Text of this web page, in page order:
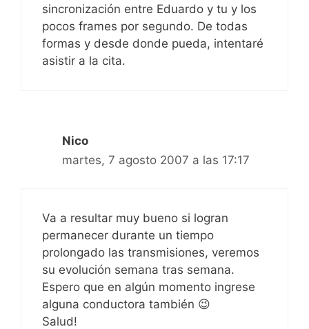
sincronización entre Eduardo y tu y los
pocos frames por segundo. De todas
formas y desde donde pueda, intentaré
asistir a la cita.
Nico
martes, 7 agosto 2007 a las 17:17
Va a resultar muy bueno si logran
permanecer durante un tiempo
prolongado las transmisiones, veremos
su evolución semana tras semana.
Espero que en algún momento ingrese
alguna conductora también 😉
Salud!